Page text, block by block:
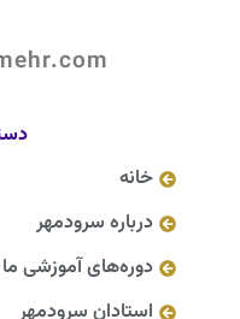
خانه
درباره سرودمهر
دوره‌های آموزشی ما
استادان سرودمهر